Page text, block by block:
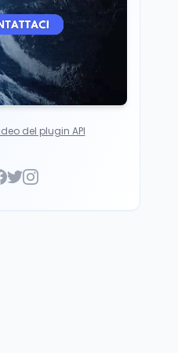
del plugin API